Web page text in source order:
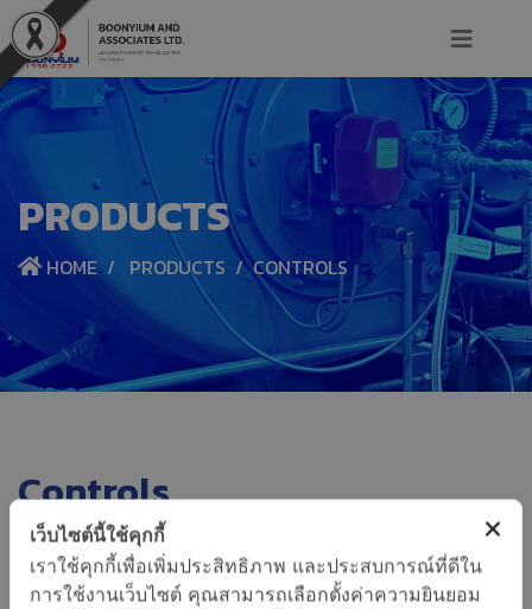
PRODUCTS
HOME PRODUCTS CONTROLS
Controls
เว็บไซต์นี้ใช้คุกกี้
เราใช้คุกกี้เพื่อเพิ่มประสิทธิภาพ และประสบการณ์ที่ดีใน
การใช้งานเว็บไซต์ คุณสามารถเลือกตั้งค่าความยินยอม